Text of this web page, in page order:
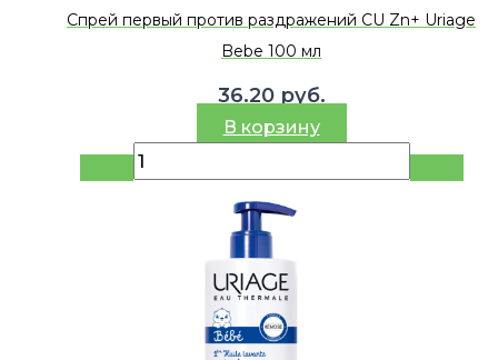
Спрей первый против раздражений CU Zn+ Uriage
Bebe 100 мл
36.20 руб.
В корзину